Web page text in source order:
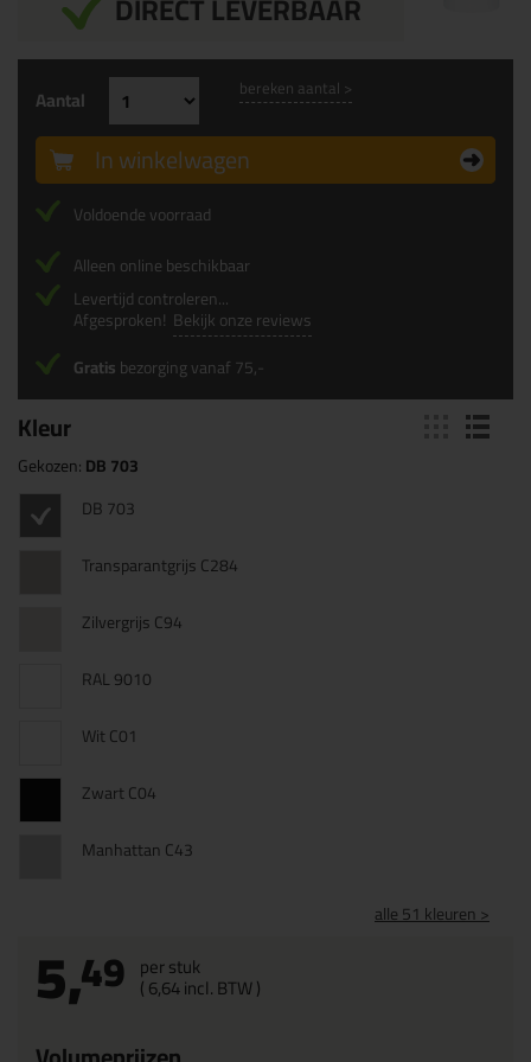
Kleur
Gekozen:DB 703
DB 703
Transparantgrijs C284
Zilvergrijs C94
RAL 9010
Wit C01
Zwart C04
Manhattan C43
alle 51 kleuren >
5,49 per stuk
(6,64incl. BTW )
Aantal bereken aantal >
In winkelwagen
Voldoende voorraad
Alleen online beschikbaar
Levertijd controleren...
Afgesproken! Bekijk onze reviews
Gratisbezorging vanaf 75,-